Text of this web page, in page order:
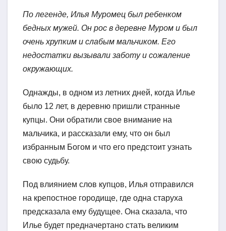
По легенде, Илья Муромец был ребенком
бедных мужей. Он рос в деревне Муром и был
очень хрупким и слабым мальчиком. Его
недостатки вызывали заботу и сожаление
окружающих.
Однажды, в одном из летних дней, когда Илье
было 12 лет, в деревню пришли странные
купцы. Они обратили свое внимание на
мальчика, и рассказали ему, что он был
избранным Богом и что его предстоит узнать
свою судьбу.
Под влиянием слов купцов, Илья отправился
на крепостное городище, где одна старуха
предсказала ему будущее. Она сказала, что
Илье будет предначертано стать великим